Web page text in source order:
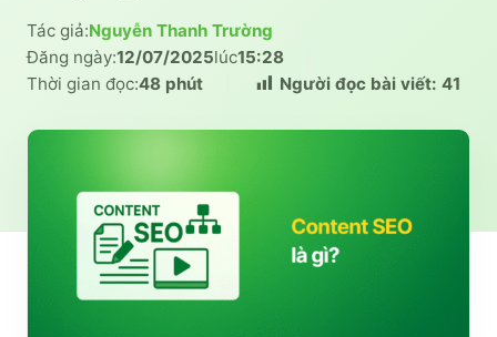
Tác giả:Nguyễn Thanh Trường
Đăng ngày:12/07/2025lúc15:28
Thời gian đọc:48 phút Người đọc bài viết: 41